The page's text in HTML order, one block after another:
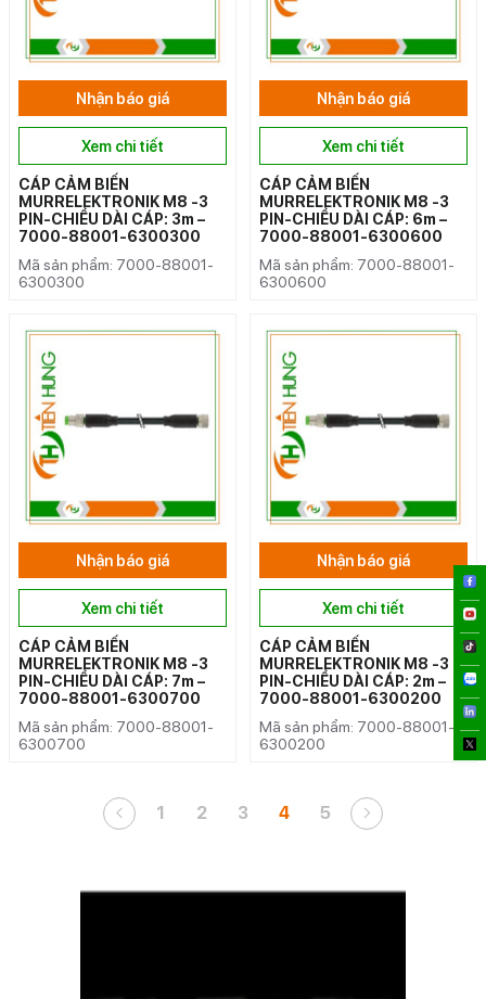
Nhận báo giá
Xem chi tiết
CÁP CẢM BIẾN
MURRELEKTRONIK M8 -3
PIN-CHIỀU DÀI CÁP: 3m –
7000-88001-6300300
Mã sản phẩm: 7000-88001-
6300300
Nhận báo giá
Xem chi tiết
CÁP CẢM BIẾN
MURRELEKTRONIK M8 -3
PIN-CHIỀU DÀI CÁP: 6m –
7000-88001-6300600
Mã sản phẩm: 7000-88001-
6300600
Nhận báo giá
Xem chi tiết
CÁP CẢM BIẾN
MURRELEKTRONIK M8 -3
PIN-CHIỀU DÀI CÁP: 7m –
7000-88001-6300700
Mã sản phẩm: 7000-88001-
6300700
Nhận báo giá
Xem chi tiết
CÁP CẢM BIẾN
MURRELEKTRONIK M8 -3
PIN-CHIỀU DÀI CÁP: 2m –
7000-88001-6300200
Mã sản phẩm: 7000-88001-
6300200
1 2 3 4 5